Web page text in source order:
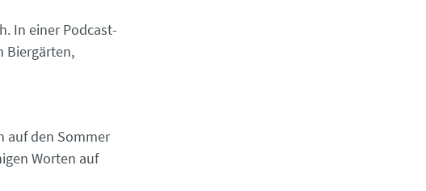
In einer Podcast-
Biergärten,
auf den Sommer
Worten auf